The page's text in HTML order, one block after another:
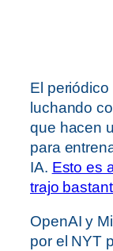
El
luchando
que hacen
para
IA. Esto es
trajo
OpenAI y
por el NYT